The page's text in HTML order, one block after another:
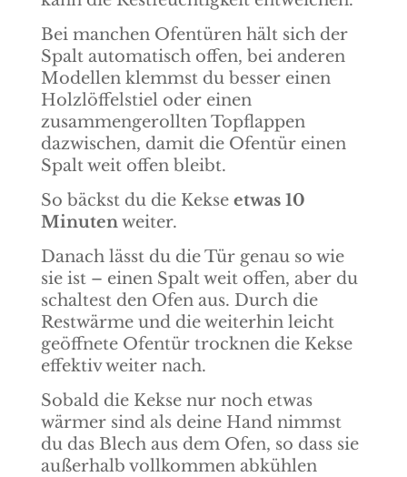
Bei manchen Ofentüren hält sich der
Spalt automatisch offen, bei anderen
Modellen klemmst du besser einen
Holzlöffelstiel oder einen
zusammengerollten Topflappen
dazwischen, damit die Ofentür einen
Spalt weit offen bleibt.
So bäckst du die Kekse etwas 10
Minutenweiter.
Danach lässt du die Tür genau so wie
sie ist – einen Spalt weit offen, aber du
schaltest den Ofen aus. Durch die
Restwärme und die weiterhin leicht
geöffnete Ofentür trocknen die Kekse
effektiv weiter nach.
Sobald die Kekse nur noch etwas
wärmer sind als deine Hand nimmst
du das Blech aus dem Ofen, so dass sie
außerhalb vollkommen abkühlen